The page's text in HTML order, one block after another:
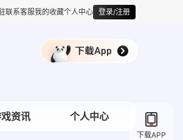
联系客服我的收藏个人中心 登录/注册
资讯 个人中心
下载APP